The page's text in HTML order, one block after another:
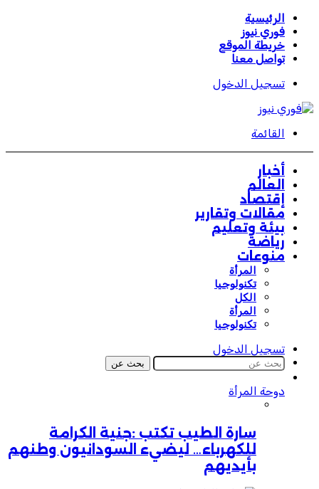
الرئيسية
فوري نيوز
خريطة الموقع
تواصل معنا
تسجيل الدخول
القائمة
أخبار
العالم
إقتصاد
مقالات وتقارير
بيئة وتعليم
رياضة
منوعات
المرأة
تكنولوجيا
الكل
المرأة
تكنولوجيا
تسجيل الدخول
بحث عن
دوحة المرأة
سارة الطيب تكتب :جنية الكرامة
للكهرباء… ليضيء السودانيون وطنهم
بأيديهم